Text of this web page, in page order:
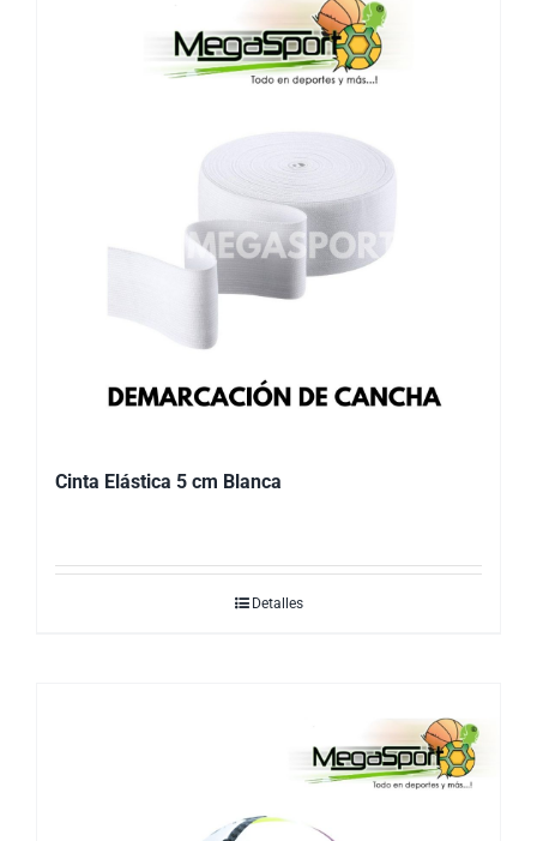
Cinta Elástica 5 cm Blanca
Detalles